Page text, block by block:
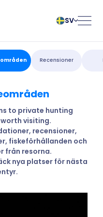
SV
Norsk
Românesc
Pусский
Slovenčina
Suomalainen
Türk
Recensioner
to private hunting
visiting.
recensioner,
fiskeförhållanden och
från resorna.
nya platser för nästa